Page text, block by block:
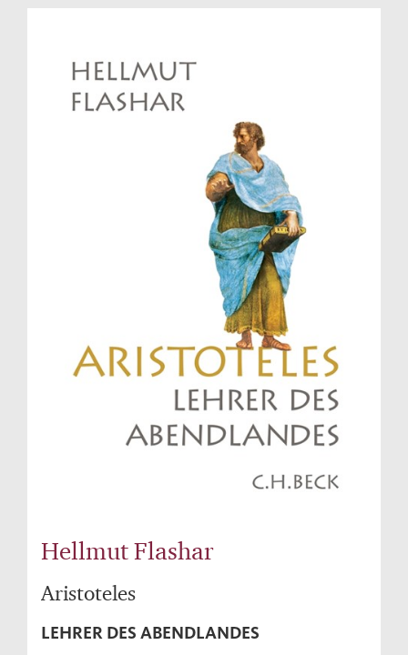
Hellmut Flashar
Aristoteles
LEHRER DES ABENDLANDES